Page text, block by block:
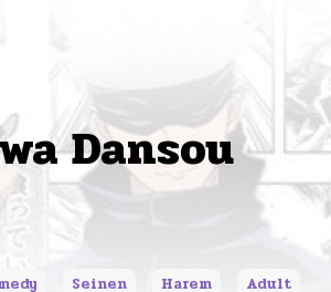
Dansou
Seinen Harem Adult